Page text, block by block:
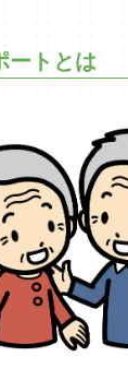
ートとは